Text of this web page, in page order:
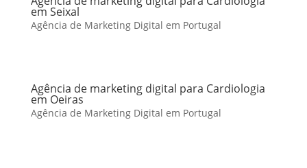
em Seixal
Agência de Marketing Digital em Portugal
Agência de marketing digital para Cardiologia
em Oeiras
Agência de Marketing Digital em Portugal